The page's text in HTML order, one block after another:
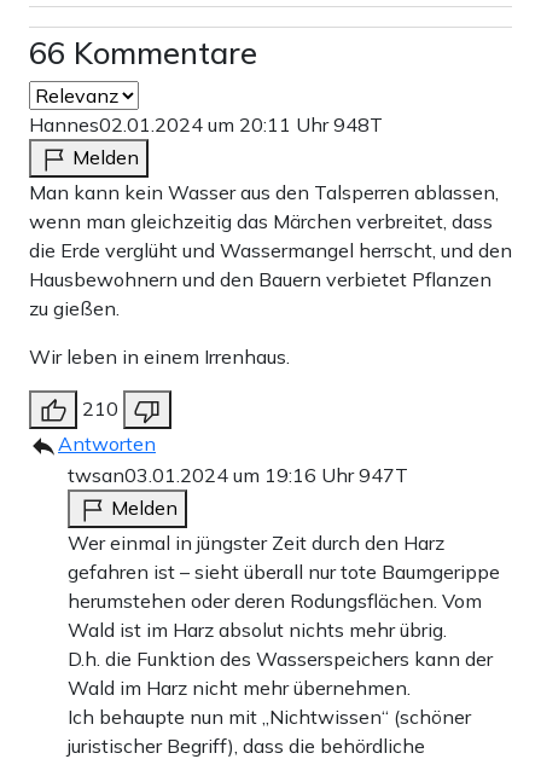
66 Kommentare
Hannes02.01.2024 um 20:11 Uhr948T
Melden
Man kann kein Wasser aus den Talsperren ablassen,
wenn man gleichzeitig das Märchen verbreitet, dass
die Erde verglüht und Wassermangel herrscht, und den
Hausbewohnern und den Bauern verbietet Pflanzen
zu gießen.
Wir leben in einem Irrenhaus.
210
Antworten
twsan03.01.2024 um 19:16 Uhr947T
Melden
Wer einmal in jüngster Zeit durch den Harz
gefahren ist – sieht überall nur tote Baumgerippe
herumstehen oder deren Rodungsflächen. Vom
Wald ist im Harz absolut nichts mehr übrig.
D.h. die Funktion des Wasserspeichers kann der
Wald im Harz nicht mehr übernehmen.
Ich behaupte nun mit „Nichtwissen“ (schöner
juristischer Begriff), dass die behördliche